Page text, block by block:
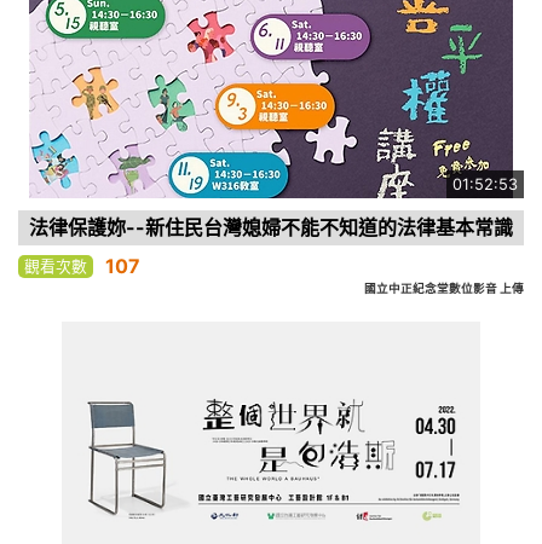
01:52:53
法律保護妳--新住民台灣媳婦不能不知道的法律基本常識
觀看次數 107
國立中正紀念堂數位影音 上傳